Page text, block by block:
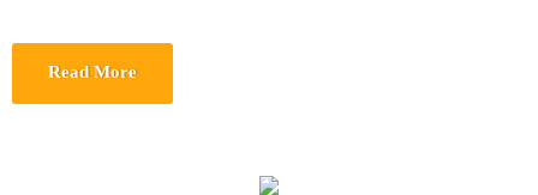
Read More